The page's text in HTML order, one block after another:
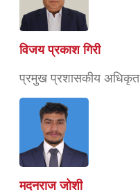
विजय प्रकाश गिरी
प्रमुख प्रशासकीय अधिकृत
मदनराज जोशी